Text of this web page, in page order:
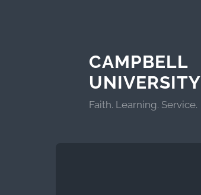
CAMPBELL
UNIVERSITY
Faith. Learning. Service.